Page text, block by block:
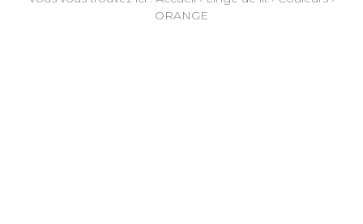
ORANGE